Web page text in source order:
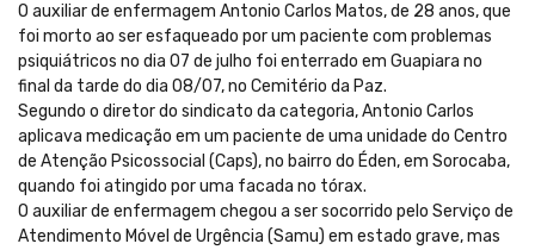
O auxiliar de enfermagem Antonio Carlos Matos, de 28 anos, que
foi morto ao ser esfaqueado por um paciente com problemas
psiquiátricos no dia 07 de julho foi enterrado em Guapiara no
final da tarde do dia 08/07, no Cemitério da Paz.
Segundo o diretor do sindicato da categoria, Antonio Carlos
aplicava medicação em um paciente de uma unidade do Centro
de Atenção Psicossocial (Caps), no bairro do Éden, em Sorocaba,
quando foi atingido por uma facada no tórax.
O auxiliar de enfermagem chegou a ser socorrido pelo Serviço de
Atendimento Móvel de Urgência (Samu) em estado grave, mas